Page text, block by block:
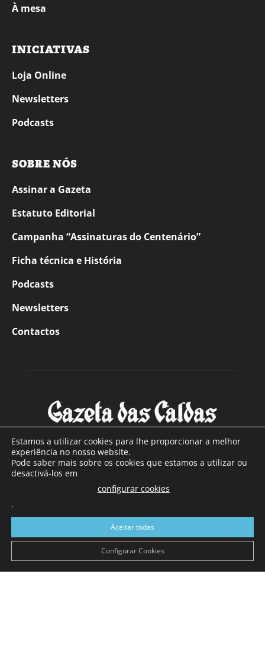
À mesa
INICIATIVAS
Loja Online
Newsletters
Podcasts
SOBRE NÓS
Assinar a Gazeta
Estatuto Editorial
Campanha “Assinaturas do Centenário”
Ficha técnica e História
Podcasts
Newsletters
Contactos
SOBRE NÓS
Com sede nas Caldas da Rainha e mais de 90 anos de
a sul de distrito de Leiria, com mais de 40.000 leitores por
toda a região Oeste. Jornal com distribuição em Portugal
Continental e assinatura online.
Estamos a utilizar cookies para lhe proporcionar a melhor
experiência no nosso website.
Pode saber mais sobre os cookies que estamos a utilizar ou
desactivá-los em
configurar cookies
.
Aceitar todas
Configurar Cookies